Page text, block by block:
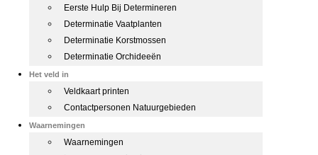
Eerste Hulp Bij Determineren
Determinatie Vaatplanten
Determinatie Korstmossen
Determinatie Orchideeën
Het veld in
Veldkaart printen
Contactpersonen Natuurgebieden
Waarnemingen
Waarnemingen